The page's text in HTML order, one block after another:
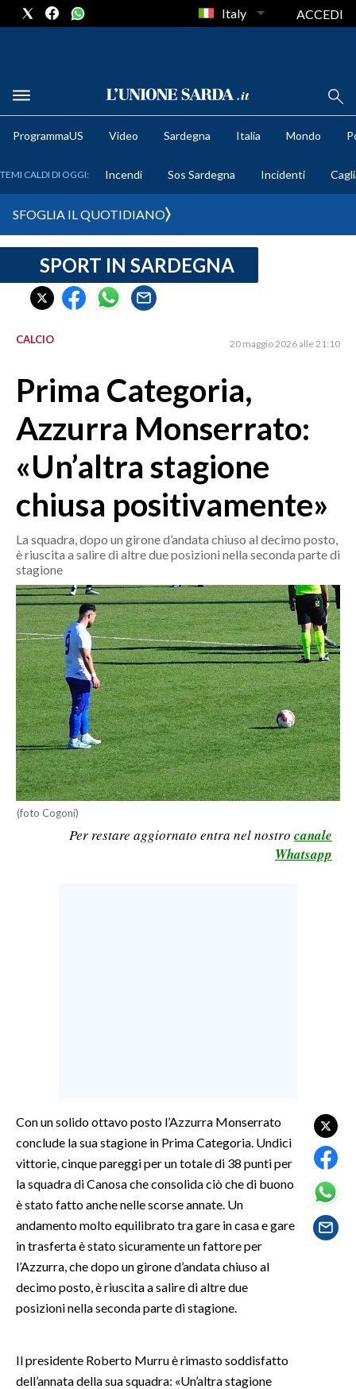
METEO
CRONACA SARDEGNA
CAGLIARI
SULCIS IGLESIENTE
ORISTANO E PROVINCIA
GALLURA
NUORO E PROVINCIA
OGLIASTRA
AGENDA
CRONACA
ITALIA
MONDO
POLITICA
ECONOMIA
SERVIZI ALLE IMPRESE
LAVORO
BANDI
SPORT IN SARDEGNA
GOSSIP
SALUTE
SARDI NEL MONDO
EVENTI
3 MINUTI CON
Italy ACCEDI
ProgrammaUS Video Sardegna Italia Mondo
TEMI CALDI DI OGGI: Incendi Sos Sardegna Incidenti
SFOGLIA IL QUOTIDIANO
SPORT IN SARDEGNA
CALCIO 20 maggio 2026 alle 21:10
Prima Categoria,
Azzurra Monserrato:
«Un’altra stagione
chiusa positivamente»
La squadra, dopo un girone d’andata chiuso al decimo posto,
è riuscita a salire di altre due posizioni nella seconda parte di
stagione
(foto Cogoni)
Per restare aggiornato entra nel nostro canale
Whatsapp
Con un solido ottavo posto l’Azzurra Monserrato
conclude la sua stagione in Prima Categoria. Undici
vittorie, cinque pareggi per un totale di 38 punti per
la squadra di Canosa che consolida ciò che di buono
è stato fatto anche nelle scorse annate. Un
andamento molto equilibrato tra gare in casa e gare
in trasferta è stato sicuramente un fattore per
l’Azzurra, che dopo un girone d’andata chiuso al
decimo posto, è riuscita a salire di altre due
posizioni nella seconda parte di stagione.
Il presidente Roberto Murru è rimasto soddisfatto
dell’annata della sua squadra: «Un’altra stagione